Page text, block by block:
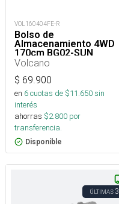
VOL160404FE-R
Bolso de
Almacenamiento 4WD
170cm BG02-SUN
Volcano
$ 69.900
en 6cuotas de $11.650sin
interés
ahorras $2.800 por
transferencia.
Disponible
ÚLTIMAS3